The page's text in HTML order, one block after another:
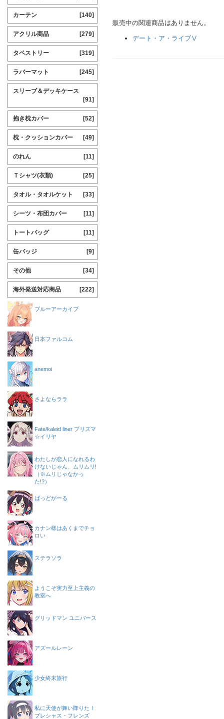
販売中の関連商品はありません。
デート・ア・ライブⅤ
カーテン [140]
アクリル商品 [279]
タペストリー [319]
ラバーマット [245]
スリーブ＆デッキケース
[91]
抱き枕カバー [52]
枕・クッションカバー [49]
のれん [11]
Ｔシャツ(衣類) [25]
タオル・タオルケット [33]
シーツ・布団カバー [11]
トートバッグ [11]
缶バッジ [9]
その他 [34]
海外発送対応商品 [222]
ブルーアーカイブ
日本ファルコム
anemoi
さよならララ
Fate/kaleid liner プリズマ
☆イリヤ
わたしが恋人になれるわ
けないじゃん、ムリムリ!
（※ムリじゃなかっ
た!?）
ばっどがーる
カナン様はあくまでチョ
ロい
ステラソラ
ようこそ実力至上主義の
教室へ
グリッドマン ユニバース
アズールレーン
少女終末旅行
私に天使が舞い降りた！
プレシャス・フレンズ